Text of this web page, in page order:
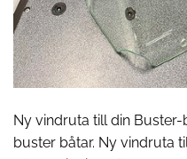
Ny vindruta till din
buster båtar. Ny vindruta